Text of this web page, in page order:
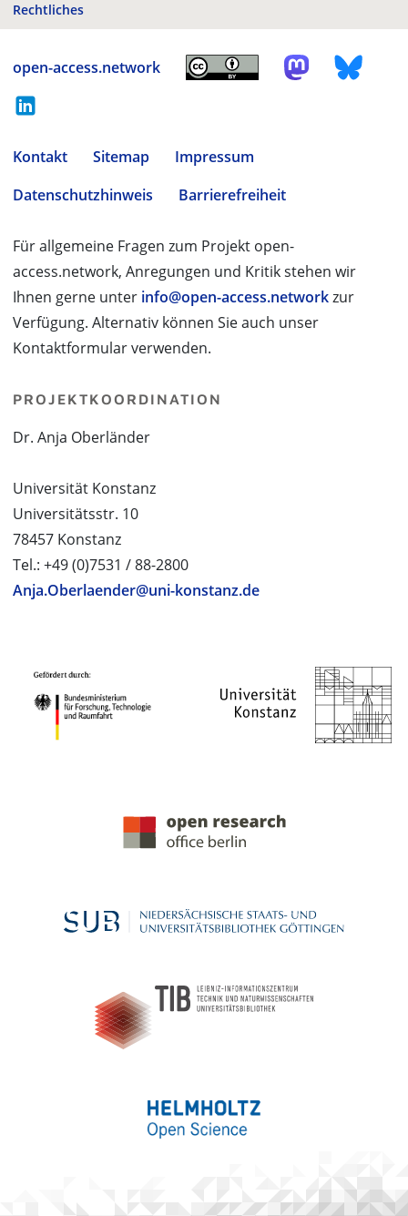
Rechtliches
open-access.network
Kontakt Sitemap
Impressum
Datenschutzhinweis
Barrierefreiheit
Für allgemeine Fragen zum Projekt open-
access.network, Anregungen und Kritik stehen wir
Ihnen gerne unter info@open-access.networkzur
Verfügung. Alternativ können Sie auch unser
Kontaktformular verwenden.
PROJEKTKOORDINATION
Dr. Anja Oberländer
Universität Konstanz
Universitätsstr. 10
78457 Konstanz
Tel.: +49 (0)7531 / 88-2800
Anja.Oberlaender@uni-konstanz.de